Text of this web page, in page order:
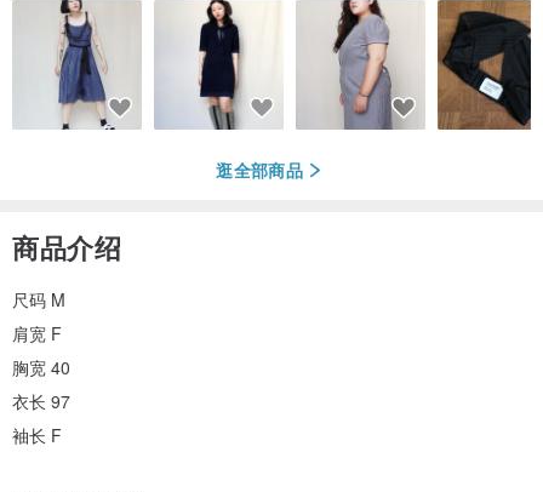
逛全部商品
商品介绍
尺码 M
肩宽 F
胸宽 40
衣长 97
袖长 F